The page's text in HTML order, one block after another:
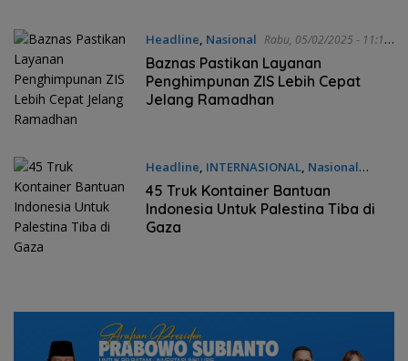
Headline, Nasional Rabu, 05/02/2025 - 11:17
WIB
Baznas Pastikan Layanan
Penghimpunan ZIS Lebih Cepat
Jelang Ramadhan
Headline, INTERNASIONAL, Nasional
Kamis, 30/01/2025 - 10:46 WIB
45 Truk Kontainer Bantuan
Indonesia Untuk Palestina Tiba di
Gaza